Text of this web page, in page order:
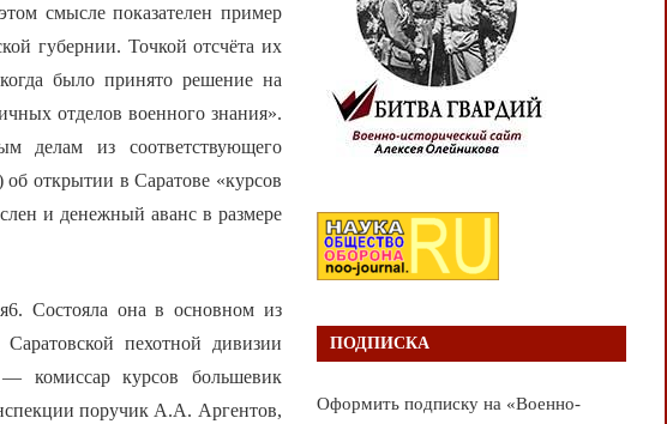
смысле показателен пример
губернии. Точкой отсчёта их
было принято решение на
отделов военного знания».
делам из соответствующего
открытии в Саратове «курсов
и денежный аванс в размере
Состояла она в основном из
пехотной дивизии
комиссар курсов большевик
поручик А.А. Аргентов,
ПОДПИСКА
Оформить подписку на «Военно-